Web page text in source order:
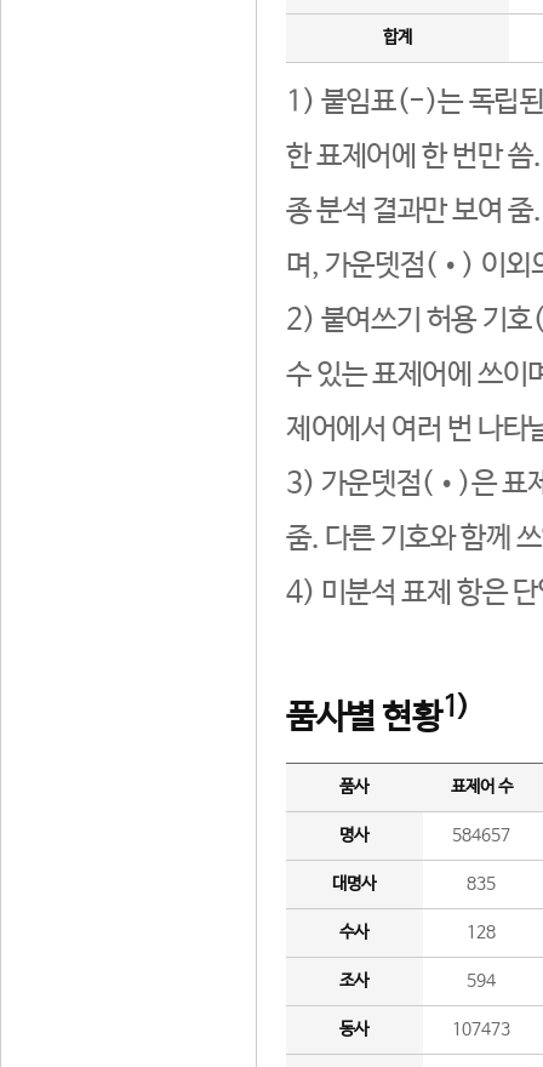
합계
1) 붙임표(-)는 독립된
한 표제어에 한 번만
종 분석 결과만 보여
며, 가운뎃점(•) 이외
2) 붙여쓰기 허용 기호
수 있는 표제어에 쓰이
제어에서 여러 번 나타
3) 가운뎃점(•)은 표
줌. 다른 기호와 함께
4) 미분석 표제 항은
품사별 현황1)
품사 표제어 수
명사 584657
대명사 835
수사 128
조사 594
동사 107473